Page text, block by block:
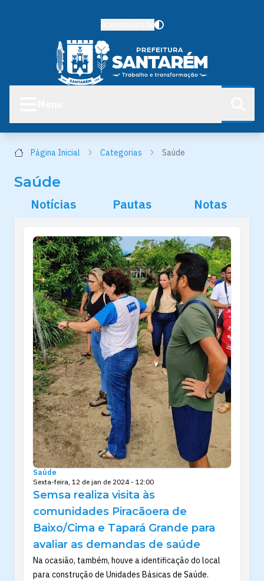
Página Inicial Categorias Saúde
Saúde
Notícias Pautas Notas
Saúde
Sexta-feira, 12 de jan de 2024 - 12:00
Semsa realiza visita às
comunidades Piracãoera de
Baixo/Cima e Tapará Grande para
avaliar as demandas de saúde
Na ocasião, também, houve a identificação do local
para construção de Unidades Básicas de Saúde.